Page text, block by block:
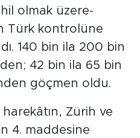
olmak üzere-
Türk kontrolüne
140 bin ila 200 bin
42 bin ila 65 bin
göçmen oldu.
Zürih ve
4. maddesine